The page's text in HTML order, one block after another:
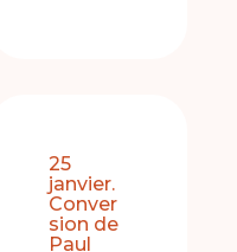
25
janvier.
Conver
sion de
Paul